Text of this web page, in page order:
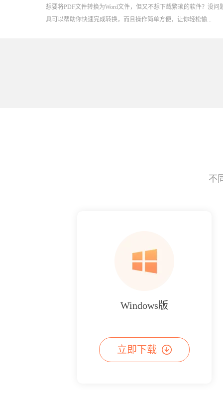
想要将PDF文件转换为Word文件，但又不想下载繁琐的软件？没问
具可以帮助你快速完成转换，而且操作简单方便，让你轻松愉...
不
Windows版
立即下载